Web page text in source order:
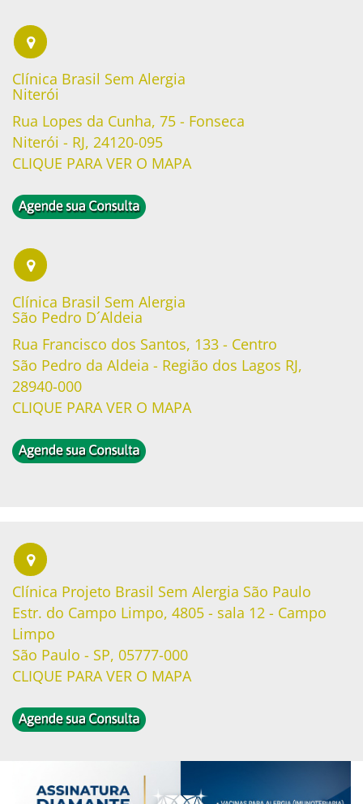
Clínica Brasil Sem Alergia
Niterói
Rua Lopes da Cunha, 75 - Fonseca
Niterói - RJ, 24120-095
CLIQUE PARA VER O MAPA
Clínica Brasil Sem Alergia
São Pedro D´Aldeia
Rua Francisco dos Santos, 133 - Centro
São Pedro da Aldeia - Região dos Lagos RJ,
28940-000
CLIQUE PARA VER O MAPA
Clínica Projeto Brasil Sem Alergia São Paulo
Estr. do Campo Limpo, 4805 - sala 12 - Campo
Limpo
São Paulo - SP, 05777-000
CLIQUE PARA VER O MAPA